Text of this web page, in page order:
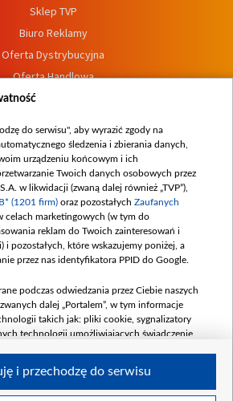
Sklep TVP
Biuro Reklamy
Oferta Dystrybucyjna
Oferta Handlowa
Dostępność
zgłoszeń wewnętrznych
do serwisu", aby wyrazić zgody na
śledzenia i zbierania danych,
urządzeniu końcowym i ich
Twoich danych osobowych przez
w likwidacji (zwaną dalej również „TVP”),
(1201 firm) oraz pozostałych Zaufanych
celach marketingowych (w tym do
reklam do Twoich zainteresowań i
i pozostałych, które wskazujemy poniżej, a
przez nas identyfikatora PPID do Google.
podczas odwiedzania przez Ciebie naszych
zwanych dalej „Portalem”, w tym informacje
takich jak: pliki cookie, sygnalizatory
technologii umożliwiających świadczenie
i przechodzę do serwisu